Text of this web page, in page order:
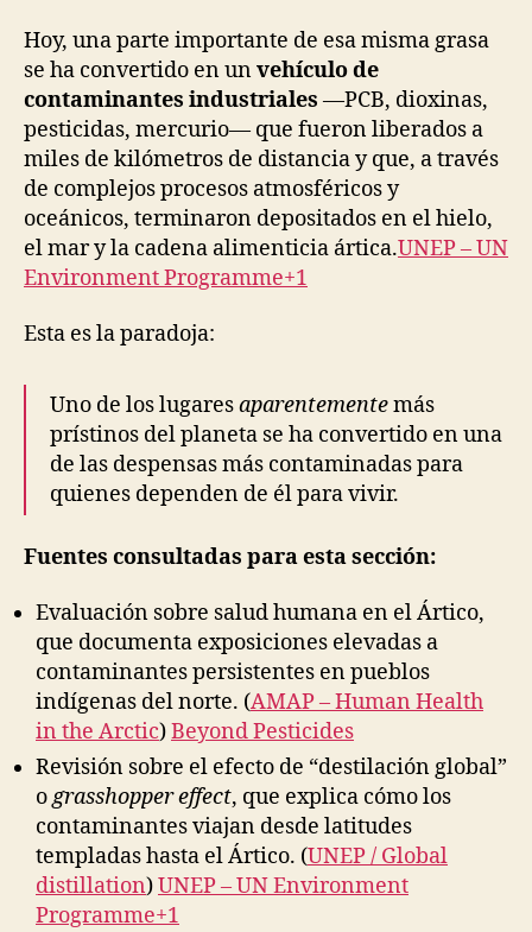
Hoy, una parte importante de esa misma grasa
se ha convertido en unvehículo de
contaminantes industriales —PCB, dioxinas,
pesticidas, mercurio— que fueron liberados a
miles de kilómetros de distancia y que, a través
de complejos procesos atmosféricos y
oceánicos, terminaron depositados en el hielo,
el mar y la cadena alimenticia ártica.UNEP – UN
Environment Programme+1
Esta es la paradoja:
Uno de los lugaresaparentementemás
prístinos del planeta se ha convertido en una
de las despensas más contaminadas para
quienes dependen de él para vivir.
Fuentes consultadas para esta sección:
Evaluación sobre salud humana en el Ártico,
que documenta exposiciones elevadas a
contaminantes persistentes en pueblos
indígenas del norte. (AMAP – Human Health
in the Arctic)Beyond Pesticides
Revisión sobre el efecto de “destilación global”
ograsshopper effect, que explica cómo los
contaminantes viajan desde latitudes
templadas hasta el Ártico. (UNEP / Global
distillation)UNEP – UN Environment
Programme+1